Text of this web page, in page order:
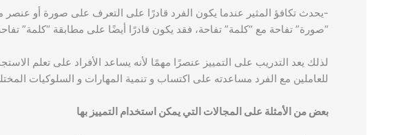
-يحدث تكافؤ المثير عندما يكون الفرد قادرًا على التعرف على صورة أو
“صورة” تفاحة مع “كلمة” تفاحة، فقد يكون قادرًا أيضًا على مطابقة “كلمة”
لذلك يعد التدريب على التمييز عنصرًا مهمًا لأنه يساعد الأفراد على تعلم
للعاملين مع الفرد مساعدته على اكتساب و تنمية المهارات و السلوكيات
بعض من الأمثلة على المجالات التي يمكن استخدام التمييز بها